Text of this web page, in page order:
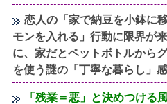
恋人の「家で納豆を小鉢に
モンを入れる」行動に限界が
に、家だとペットボトルから
を使う謎の「丁寧な暮らし」
「残業＝悪」と決めつける